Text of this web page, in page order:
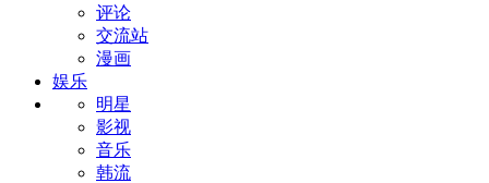
评论
交流站
漫画
娱乐
明星
影视
音乐
韩流